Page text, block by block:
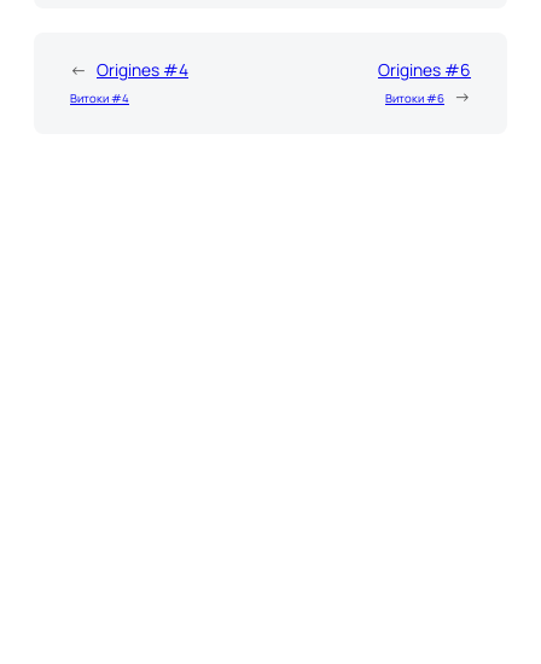
← Origines #4
Витоки #4
Origines #6
Витоки #6 →